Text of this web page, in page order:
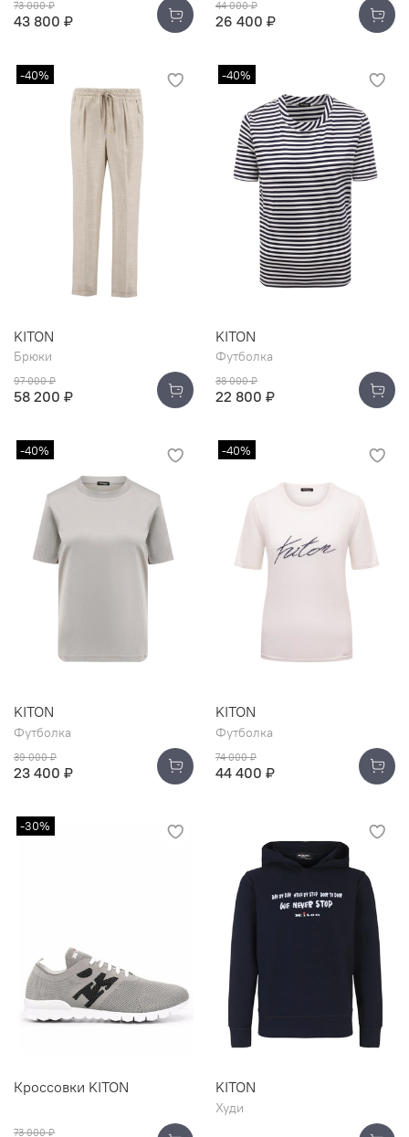
73 000 ₽
43 800 ₽
44 000 ₽
26 400 ₽
-40%
KITON
Брюки
97 000 ₽
58 200 ₽
-40%
KITON
Футболка
38 000 ₽
22 800 ₽
-40%
KITON
Футболка
39 000 ₽
23 400 ₽
-40%
KITON
Футболка
74 000 ₽
44 400 ₽
-30%
Кроссовки KITON
73 000 ₽
KITON
Худи